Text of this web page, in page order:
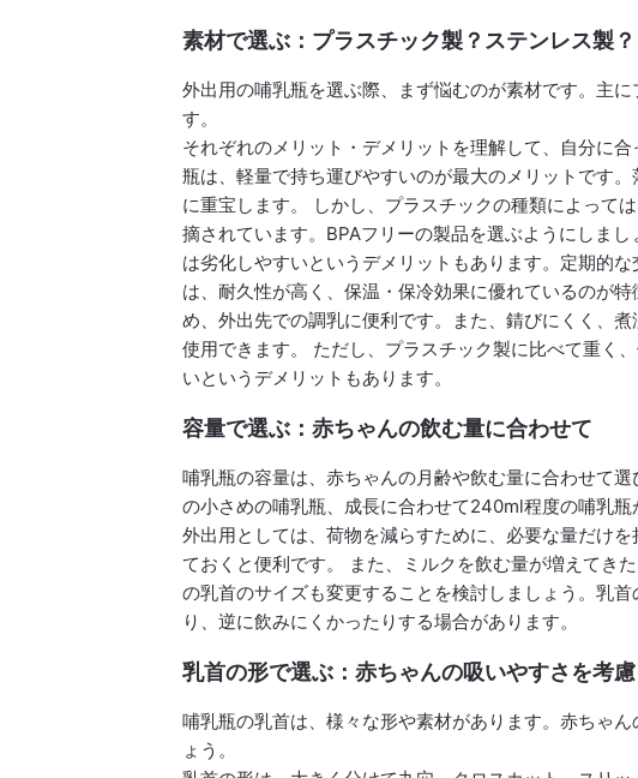
素材で選ぶ：プラスチック製？ステンレス製？
外出用の哺乳瓶を選ぶ際、まず悩むのが素材です。主
す。
それぞれのメリット・デメリットを理解して、自分に
瓶は、軽量で持ち運びやすいのが最大のメリットです
に重宝します。 しかし、プラスチックの種類によって
摘されています。BPAフリーの製品を選ぶようにしま
は劣化しやすいというデメリットもあります。定期的
は、耐久性が高く、保温・保冷効果に優れているのが
め、外出先での調乳に便利です。また、錆びにくく、
使用できます。 ただし、プラスチック製に比べて重く
いというデメリットもあります。
容量で選ぶ：赤ちゃんの飲む量に合わせて
哺乳瓶の容量は、赤ちゃんの月齢や飲む量に合わせて
の小さめの哺乳瓶、成長に合わせて240ml程度の哺乳瓶
外出用としては、荷物を減らすために、必要な量だけ
ておくと便利です。 また、ミルクを飲む量が増えてき
の乳首のサイズも変更することを検討しましょう。乳
り、逆に飲みにくかったりする場合があります。
乳首の形で選ぶ：赤ちゃんの吸いやすさを考慮
哺乳瓶の乳首は、様々な形や素材があります。赤ちゃ
ょう。